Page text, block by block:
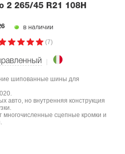
2 265/45 R21 108H
в наличии
(7)
шипованные шины для
авто, но внутренняя конструкция
многочисленные сцепные кромки и